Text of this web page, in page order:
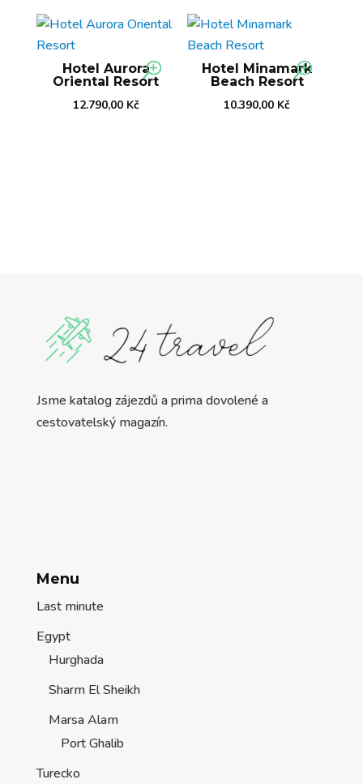
Hotel Aurora
Oriental Resort
12.790,00 Kč
Hotel Minamark
Beach Resort
10.390,00 Kč
Jsme katalog zájezdů a prima dovolené a
cestovatelský magazín.
Menu
Last minute
Egypt
Hurghada
Sharm El Sheikh
Marsa Alam
Port Ghalib
Turecko